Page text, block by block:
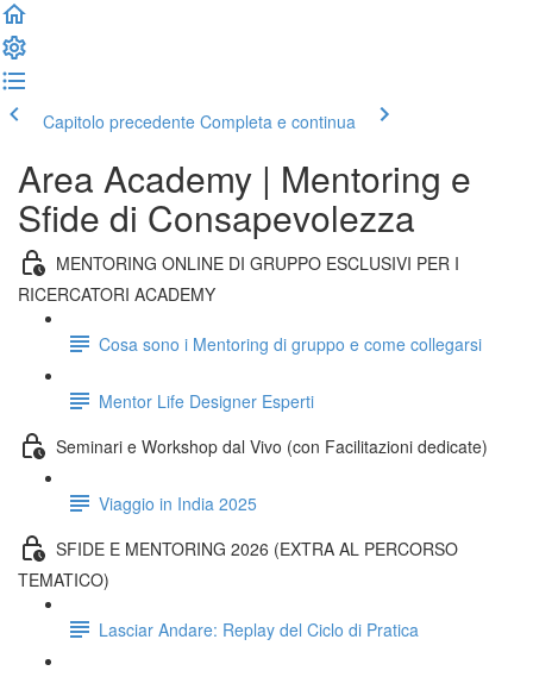
Capitolo precedente Completa e continua
Area Academy | Mentoring e
Sfide di Consapevolezza
MENTORING ONLINE DI GRUPPO ESCLUSIVI PER I
RICERCATORI ACADEMY
Cosa sono i Mentoring di gruppo e come collegarsi
Mentor Life Designer Esperti
Seminari e Workshop dal Vivo (con Facilitazioni dedicate)
Viaggio in India 2025
SFIDE E MENTORING 2026 (EXTRA AL PERCORSO
TEMATICO)
Lasciar Andare: Replay del Ciclo di Pratica